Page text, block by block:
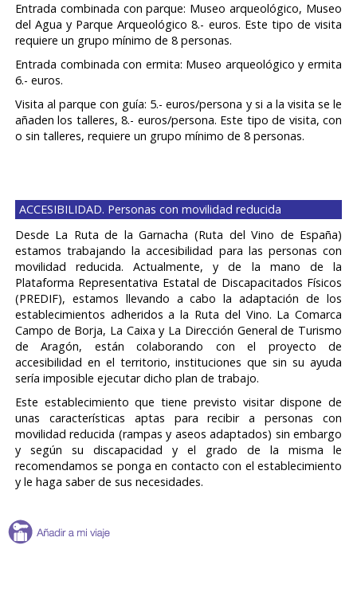
Entrada combinada con parque: Museo arqueológico, Museo
del Agua y Parque Arqueológico 8.- euros. Este tipo de visita
requiere un grupo mínimo de 8 personas.
Entrada combinada con ermita: Museo arqueológico y ermita
6.- euros.
Visita al parque con guía: 5.- euros/persona y si a la visita se le
añaden los talleres, 8.- euros/persona. Este tipo de visita,con
o sin talleres, requiere un grupo mínimo de 8 personas.
ACCESIBILIDAD. Personas con movilidad reducida
Desde La Ruta de la Garnacha (Ruta del Vino de España)
estamos trabajando la accesibilidad para las personas con
movilidad reducida. Actualmente, y de la mano de la
Plataforma Representativa Estatal de Discapacitados Físicos
(PREDIF), estamos llevando a cabo la adaptación de los
establecimientos adheridos a la Ruta del Vino. La Comarca
Campo de Borja, La Caixa y La Dirección General de Turismo
de Aragón, están colaborando con el proyecto de
accesibilidad en el territorio, instituciones que sin su ayuda
sería imposible ejecutar dicho plan de trabajo.
Este establecimiento que tiene previsto visitar dispone de
unas características aptas para recibir a personas con
movilidad reducida (rampas y aseos adaptados) sin embargo
y según su discapacidad y el grado de la misma le
recomendamos se ponga en contacto con el establecimiento
y le haga saber de sus necesidades.